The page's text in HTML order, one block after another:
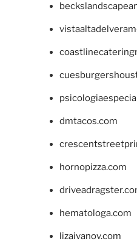
dmtacos.com
hornopizza.com
hematologa.com
lizaivanov.com